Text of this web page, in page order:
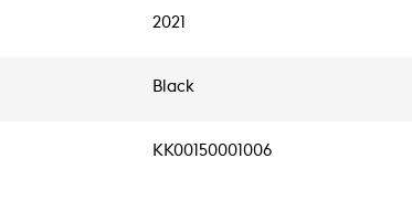
2021
Black
KK00150001006